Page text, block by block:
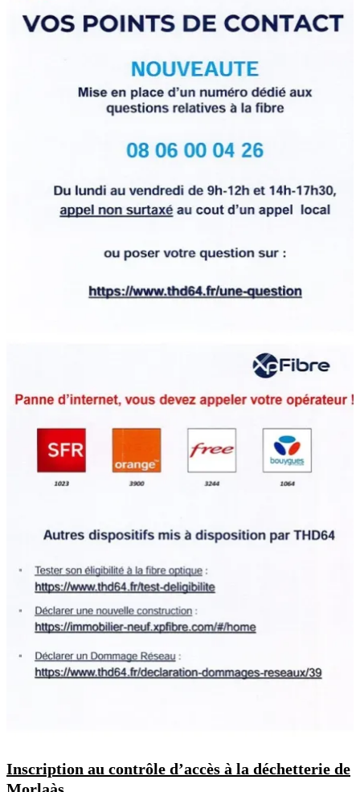
Inscription au contrôle d’accès à la déchetterie de